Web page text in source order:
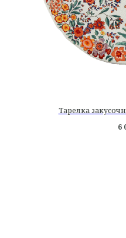
Тарелка
6